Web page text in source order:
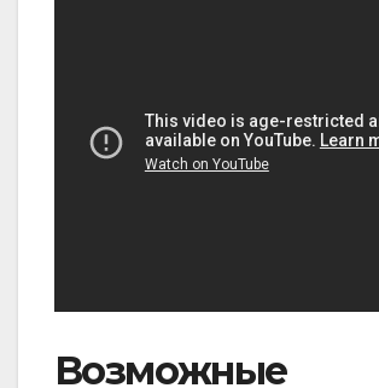
Возможные